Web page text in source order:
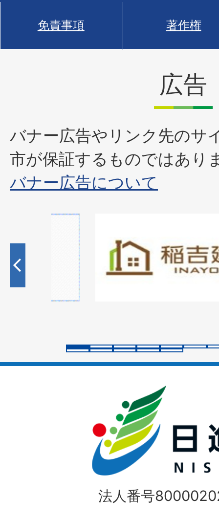
免責事項 著作権
広告
バナー広告やリンク先のサ
市が保証するものではあり
バナー広告について
枚
目
ラ
イ
法人番号